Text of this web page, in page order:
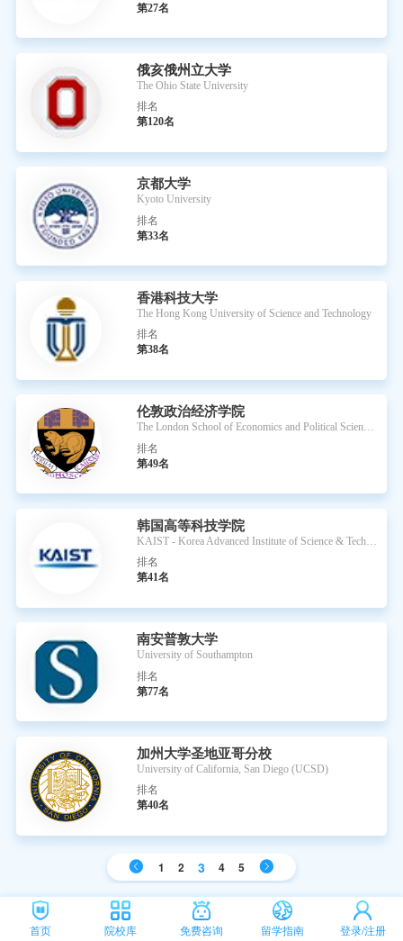
第27名
俄亥俄州立大学
The Ohio State University
排名
第120名
京都大学
Kyoto University
排名
第33名
香港科技大学
The Hong Kong University of Science and Technology
排名
第38名
伦敦政治经济学院
The London School of Economics and Political Science (LSE)
排名
第49名
韩国高等科技学院
排名
第41名
南安普敦大学
University of Southampton
排名
第77名
加州大学圣地亚哥分校
University of California, San Diego (UCSD)
排名
第40名
1 2 3 4 5
首页 院校库 免费咨询 留学指南 登录/注册